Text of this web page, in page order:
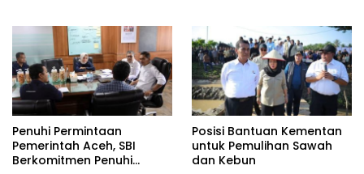
Penuhi Permintaan
Pemerintah Aceh, SBI
Berkomitmen Penuhi
Posisi Bantuan Kementan
untuk Pemulihan Sawah
dan Kebun